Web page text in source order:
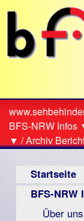
direkt
Textinhalt
Sie
sind
hier
BFS-NRW Infos
▼ /Archiv
Startseite
BFS-
Über uns